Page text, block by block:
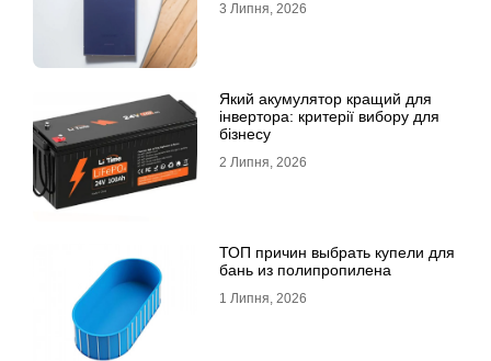
3 Липня, 2026
Який акумулятор кращий для
інвертора: критерії вибору для
бізнесу
2 Липня, 2026
ТОП причин выбрать купели для
бань из полипропилена
1 Липня, 2026